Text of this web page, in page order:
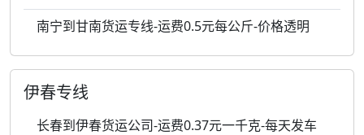
南宁到甘南货运专线-运费0.5元每公斤-价格透明
伊春专线
长春到伊春货运公司-运费0.37元一千克-每天发车